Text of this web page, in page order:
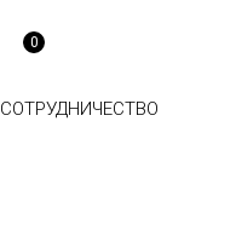
0
СОТРУДНИЧЕСТВО